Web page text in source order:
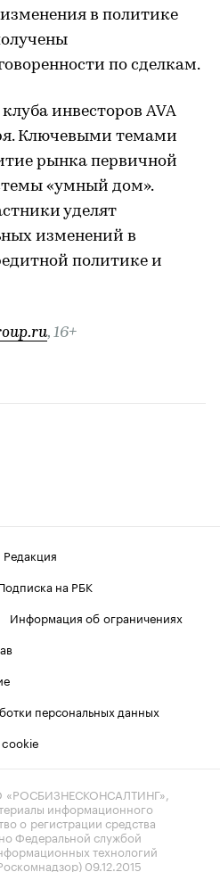
в политике
по сделкам.
инвесторов AVA
Ключевыми темами
рынка первичной
«умный дом».
уделят
изменений в
политике и
, 16+
Редакция
на РБК
Информация об ограничениях
персональных данных
информационного
о регистрации средства
Федеральной службой
технологий
09.12.2015